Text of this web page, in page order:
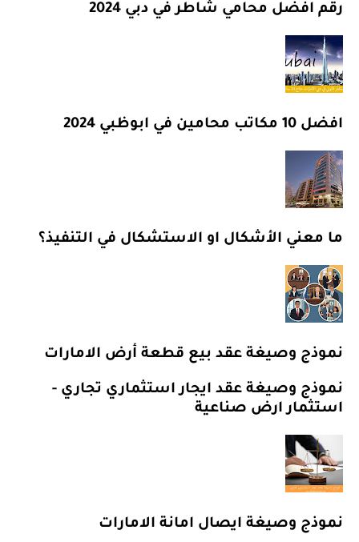
رقم افضل محامي شاطر في دبي 2024
افضل 10 مكاتب محامين في ابوظبي 2024
ما معني الأشكال او الاستشكال في التنفيذ؟
نموذج وصيغة عقد بيع قطعة أرض الامارات
نموذج وصيغة عقد ايجار استثماري تجاري -
استثمار ارض صناعية
نموذج وصيغة ايصال امانة الامارات